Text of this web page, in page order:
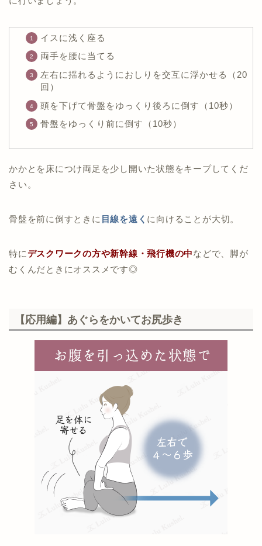
イスに浅く座る
両手を腰に当てる
左右に揺れるようにおしりを交互に浮かせる（20
回）
頭を下げて骨盤をゆっくり後ろに倒す（10秒）
骨盤をゆっくり前に倒す（10秒）
かかとを床につけ両足を少し開いた状態をキープしてくだ
さい。
骨盤を前に倒すときに 目線を遠く に向けることが大切。
特にデスクワークの方や新幹線・飛行機の中などで、脚が
むくんだときにオススメです◎
【応用編】あぐらをかいてお尻歩き